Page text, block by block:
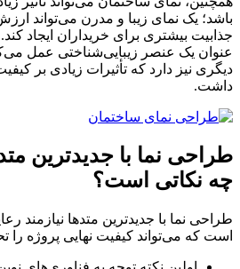
باشد؛ یک نمای زیبا و مدرن می‌تواند
جذابیت بیشتری برای خریداران ایجاد کند.
عنوان یک عنصر زیبایی‌شناختی عمل
دیگری نیز دارد که تأثیرات زیادی بر
داشت.
طراحی نما با جدیدترین
چه نکاتی است؟
طراحی نما با جدیدترین متدها نیازمند
است که می‌تواند کیفیت نهایی پروژه را